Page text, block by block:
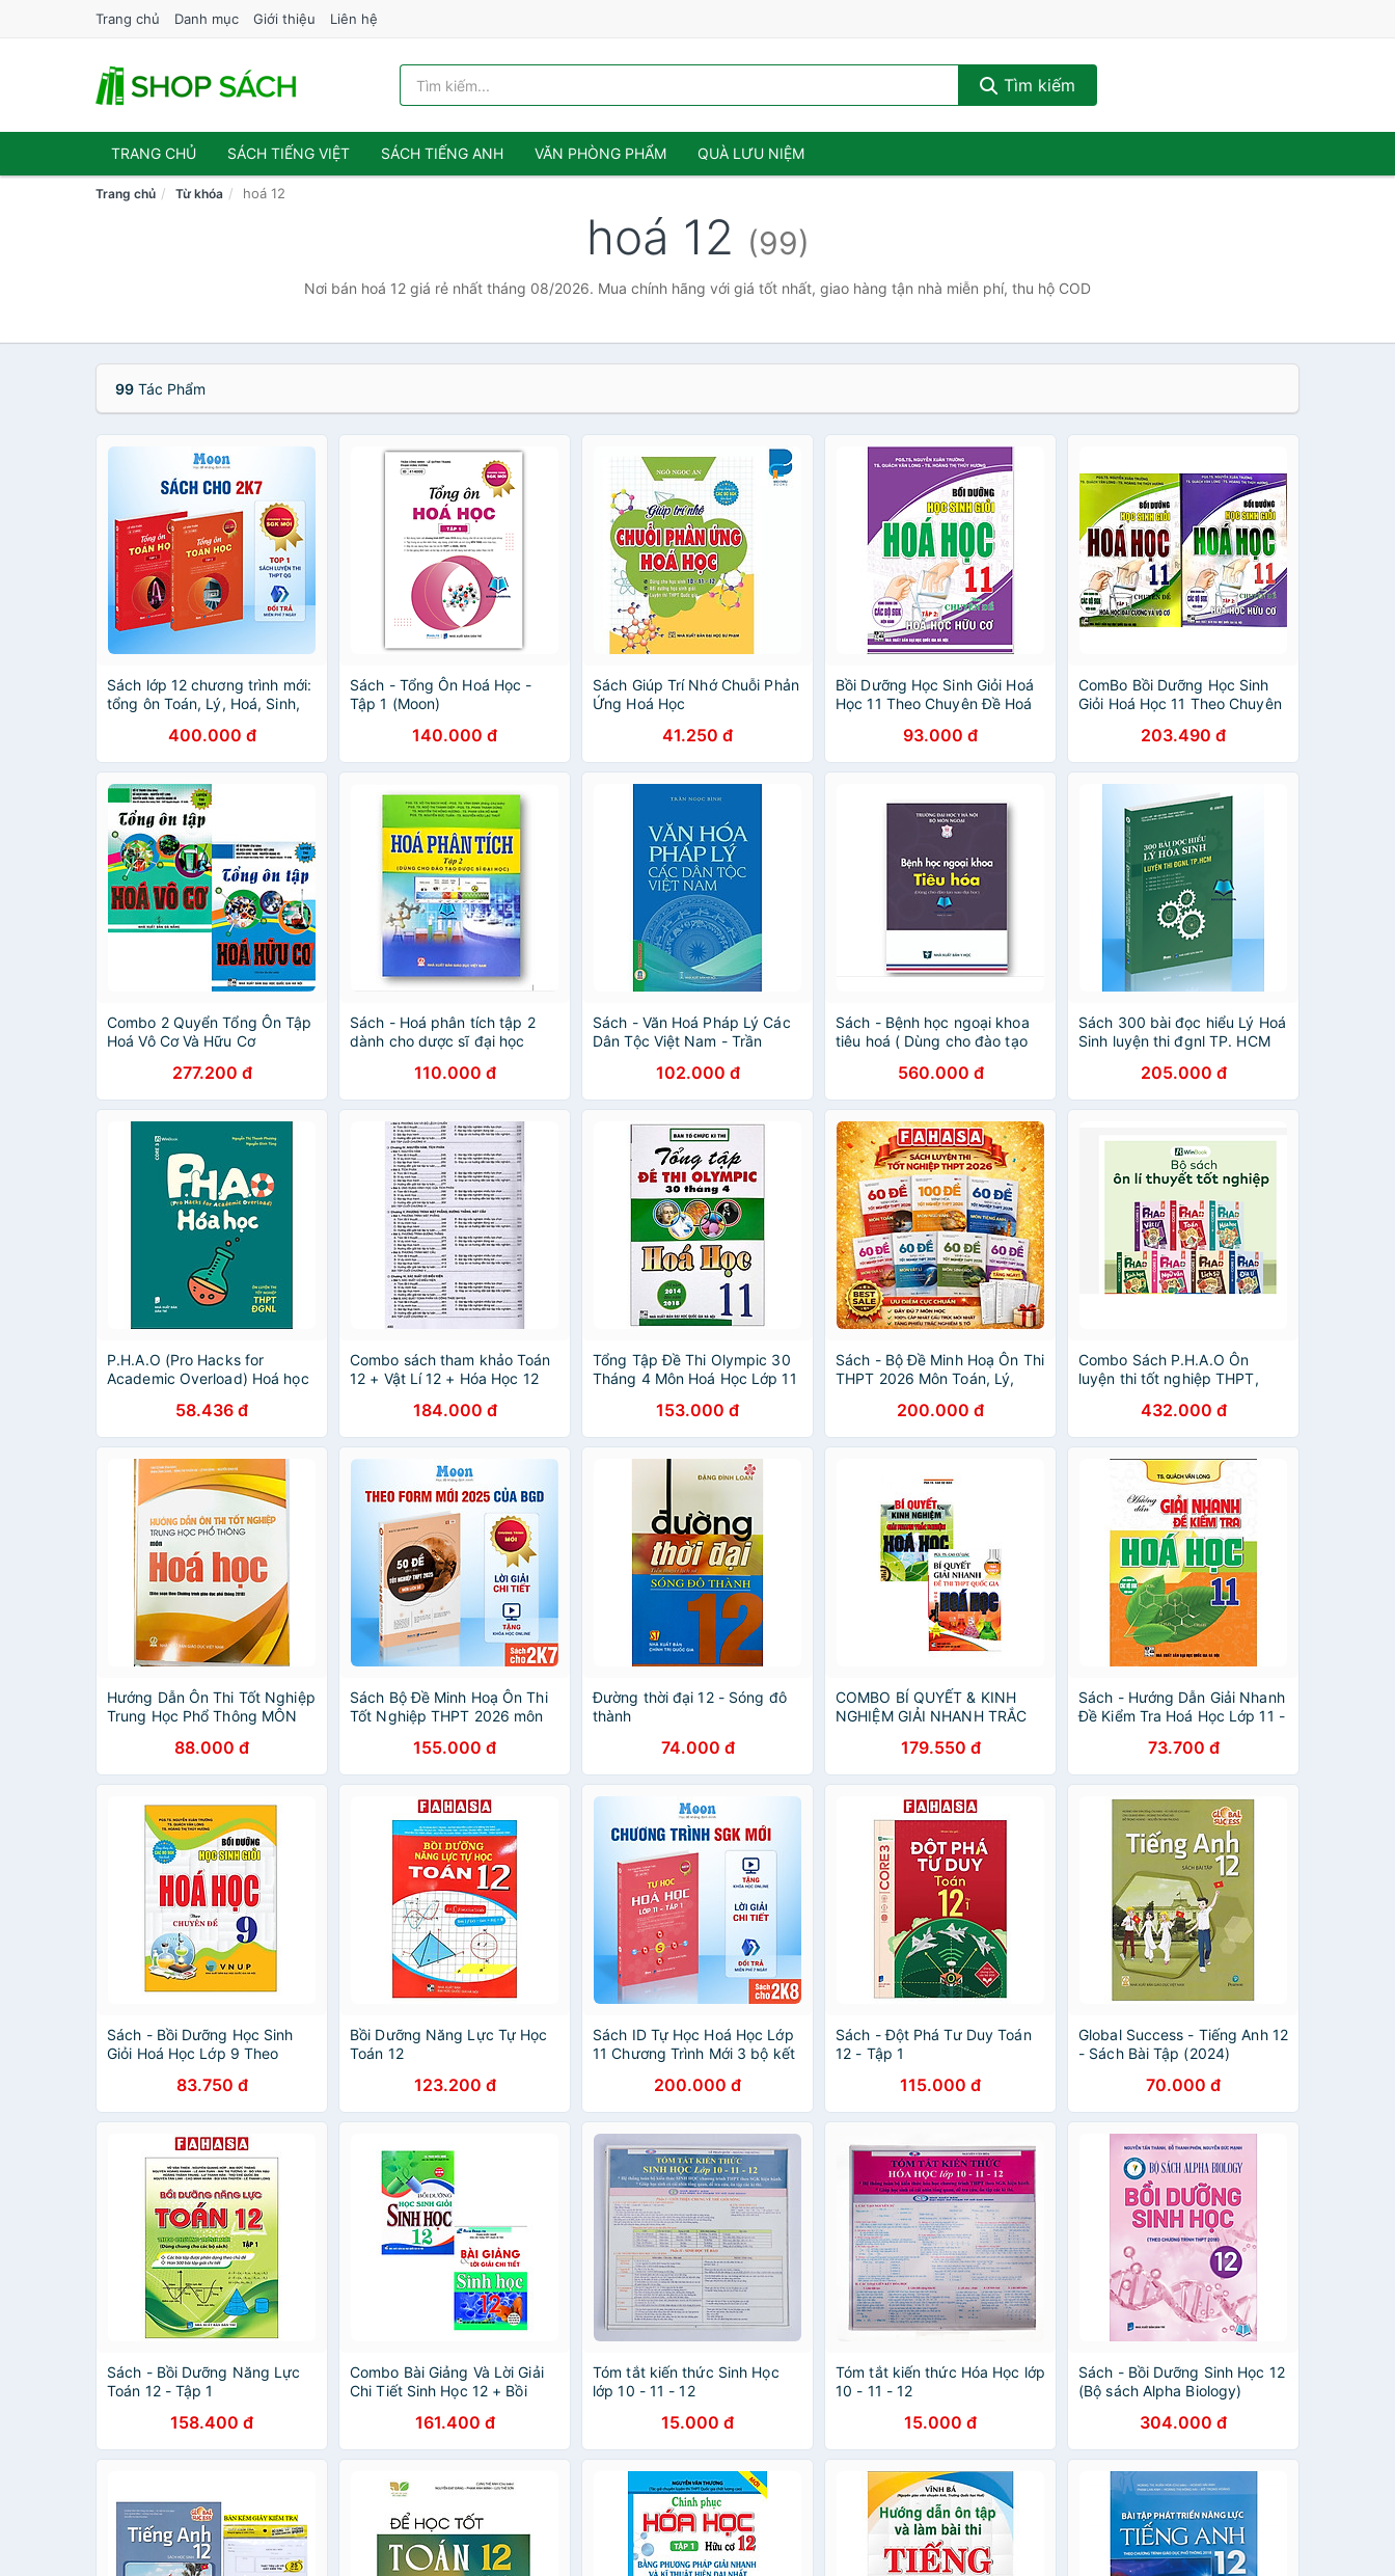
Trang chủ Danh mục Giới thiệu Liên hệ
Tìm kiếm
TRANG CHỦ SÁCH TIẾNG VIỆT SÁCH TIẾNG ANH VĂN PHÒNG PHẨM QUÀ LƯU NIỆM
Trang chủ Từ khóa hoá 12
hoá 12 (99)
Nơi bán hoá 12 giá rẻ nhất tháng 08/2026. Mua chính hãng với giá tốt nhất, giao hàng tận nhà miễn phí, thu hộ COD
99 Tác Phẩm
Sách lớp 12 chương trình mới:
tổng ôn Toán, Lý, Hoá, Sinh,
gia, đgnl Moonbook
400.000 đ
Sách - Tổng Ôn Hoá Học -
Tập 1 (Moon)
140.000 đ
Sách Giúp Trí Nhớ Chuỗi Phản
Ứng Hoá Học
41.250 đ
Bồi Dưỡng Học Sinh Giỏi Hoá
Học 11 Theo Chuyên Đề Hoá
Cho Các Bộ SGK Hiện Hành)
93.000 đ
ComBo Bồi Dưỡng Học Sinh
Giỏi Hoá Học 11 Theo Chuyên
Tập - Dùng Chung Cho Các
Bộ SGK Hiện Hành)
203.490 đ
Combo 2 Quyển Tổng Ôn Tập
Hoá Vô Cơ Và Hữu Cơ
277.200 đ
Sách - Hoá phân tích tập 2
dành cho dược sĩ đại học
110.000 đ
Sách - Văn Hoá Pháp Lý Các
Dân Tộc Việt Nam - Trần
102.000 đ
Sách - Bệnh học ngoại khoa
tiêu hoá ( Dùng cho đào tạo
560.000 đ
Sách 300 bài đọc hiểu Lý Hoá
Sinh luyện thi đgnl TP. HCM
205.000 đ
P.H.A.O (Pro Hacks for
Academic Overload) Hoá học
ĐGNL - WinEdu58.436 đ
Combo sách tham khảo Toán
12 + Vật Lí 12 + Hóa Học 12
184.000 đ
Tổng Tập Đề Thi Olympic 30
Tháng 4 Môn Hoá Học Lớp 11
153.000 đ
Sách - Bộ Đề Minh Hoạ Ôn Thi
THPT 2026 Môn Toán, Lý,
200.000 đ
Combo Sách P.H.A.O Ôn
luyện thi tốt nghiệp THPT,
Văn, Sử, Địa, Anh
432.000 đ
Hướng Dẫn Ôn Thi Tốt Nghiệp
Trung Học Phổ Thông MÔN
Dục Phổ Thông 2018)
88.000 đ
Sách Bộ Đề Minh Hoạ Ôn Thi
Tốt Nghiệp THPT 2026 môn
Sử, Địa Moonbook
155.000 đ
Đường thời đại 12 - Sóng đô
thành
74.000 đ
COMBO BÍ QUYẾT & KINH
NGHIỆM GIẢI NHANH TRẮC
QUYẾT GIẢI NHANH ĐỀ THI
THPT QUỐC GIA HOÁ HỌC
179.550 đ
Sách - Hướng Dẫn Giải Nhanh
Đề Kiểm Tra Hoá Học Lớp 11 -
Hiện Hành - Hồng Ân
73.700 đ
Sách - Bồi Dưỡng Học Sinh
Giỏi Hoá Học Lớp 9 Theo
Các Bộ SGK Hiện Hành - Hồng
Ân
83.750 đ
Bồi Dưỡng Năng Lực Tự Học
Toán 12
123.200 đ
Sách ID Tự Học Hoá Học Lớp
11 Chương Trình Mới 3 bộ kết
tạo, cánh diều MoonBook
200.000 đ
Sách - Đột Phá Tư Duy Toán
12 - Tập 1
115.000 đ
Global Success - Tiếng Anh 12
- Sách Bài Tập (2024)
70.000 đ
Sách - Bồi Dưỡng Năng Lực
Toán 12 - Tập 1
158.400 đ
Combo Bài Giảng Và Lời Giải
Chi Tiết Sinh Học 12 + Bồi
12 (Bộ 2 Cuốn) (HA)
161.400 đ
Tóm tắt kiến thức Sinh Học
lớp 10 - 11 - 12
15.000 đ
Tóm tắt kiến thức Hóa Học lớp
10 - 11 - 12
15.000 đ
Sách - Bồi Dưỡng Sinh Học 12
(Bộ sách Alpha Biology)
304.000 đ